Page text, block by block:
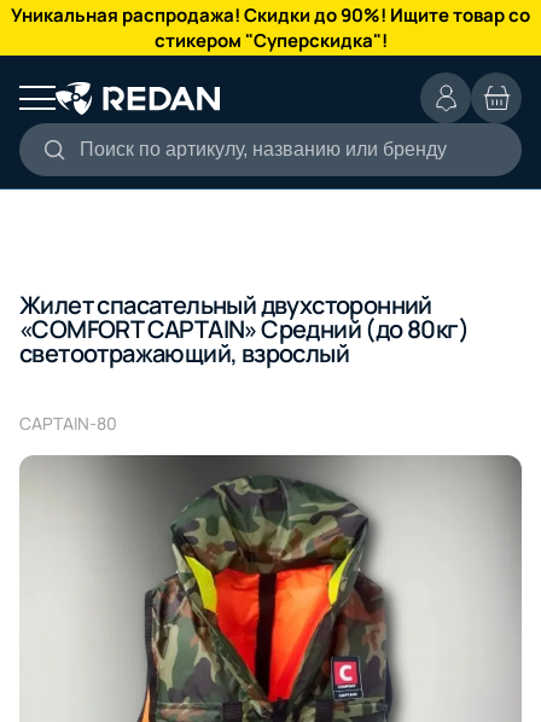
Уникальная распродажа! Скидки до 90%! Ищите товар со
стикером "Суперскидка"!
Поиск по артикулу, названию или бренду
КАТАЛОГ
Жилет спасательный двухсторонний
«COMFORT CAPTAIN» Средний (до 80кг)
светоотражающий, взрослый
CAPTAIN-80